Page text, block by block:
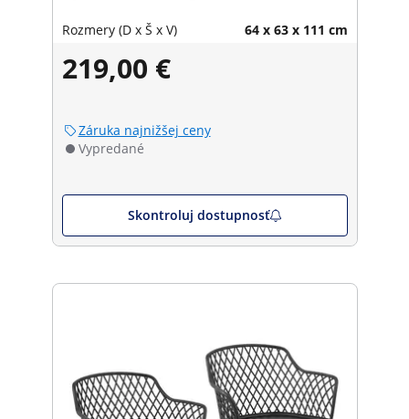
Rozmery (D x Š x V) 64 x 63 x 111 cm
219,00 €
Záruka najnižšej ceny
Vypredané
Skontroluj dostupnosť